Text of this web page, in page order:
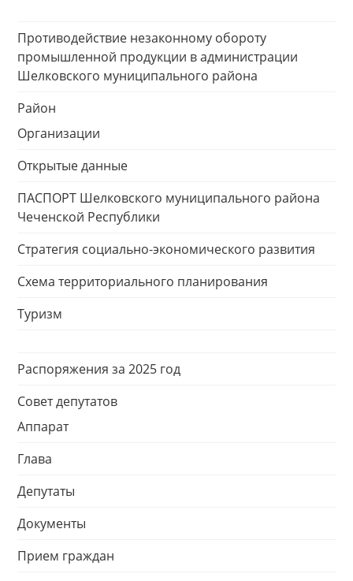
Противодействие незаконному обороту
промышленной продукции в администрации
Шелковского муниципального района
Район
Организации
Открытые данные
ПАСПОРТ Шелковского муниципального района
Чеченской Республики
Стратегия социально-экономического развития
Схема территориального планирования
Туризм
Распоряжения за 2025 год
Совет депутатов
Аппарат
Глава
Депутаты
Документы
Прием граждан